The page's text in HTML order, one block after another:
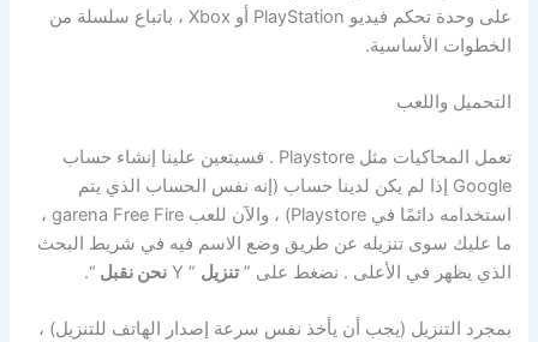
على وحدة تحكم فيديو PlayStation أو Xbox ، باتباع سلسلة من
الخطوات الأساسية.
التحميل واللعب
تعمل المحاكيات مثل Playstore . فسيتعين علينا إنشاء حساب
Google إذا لم يكن لدينا حساب (إنه نفس الحساب الذي يتم
استخدامه دائمًا في Playstore) ، والآن للعب garena Free Fire ،
ما عليك سوى تنزيله عن طريق وضع الاسم فيه في شريط البحث
الذي يظهر في الأعلى . نضغط على ”تنزيل ” Y نحن نقبل “.
بمجرد التنزيل (يجب أن يأخذ نفس سرعة إصدار الهاتف للتنزيل) ،